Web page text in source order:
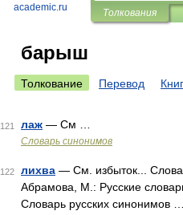
academic.ru Толкования
барыш
Толкование Перевод
121 лаж — См …
Словарь синонимов
122 лихва — См. избыток...
Абрамова, М.: Русские
Словарь русских синонимов …